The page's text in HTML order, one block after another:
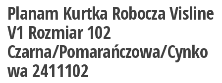
Planam Kurtka Robocza Visline
V1 Rozmiar 102
Czarna/Pomarańczowa/Cynko
wa 2411102